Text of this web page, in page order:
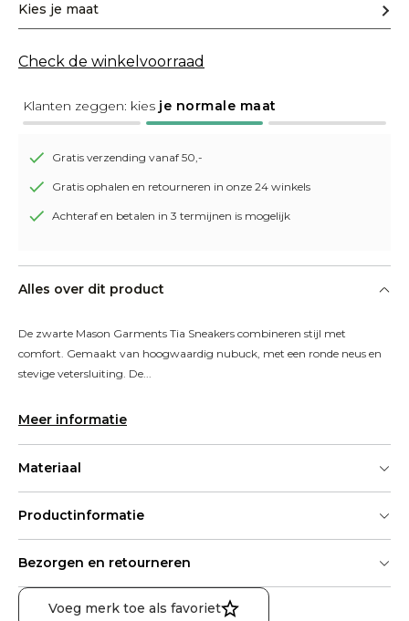
Kies je maat
Check de winkelvoorraad
Klanten zeggen: kies je normale maat
Gratis verzending vanaf 50,-
Gratis ophalen en retourneren in onze 24 winkels
Achteraf en betalen in 3 termijnen is mogelijk
Alles over dit product
De zwarte Mason Garments Tia Sneakers combineren stijl met
comfort. Gemaakt van hoogwaardig nubuck, met een ronde neus en
stevige vetersluiting. De...
Meer informatie
Materiaal
Productinformatie
Bezorgen en retourneren
Voeg merk toe als favoriet